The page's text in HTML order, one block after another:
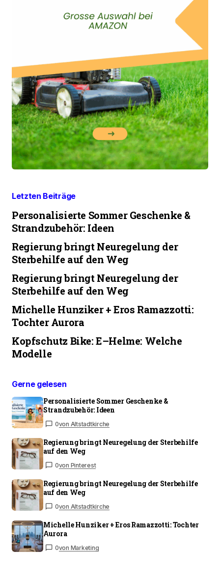
Letzten Beiträge
Personalisierte Sommer Geschenke &
Strandzubehör: Ideen
Regierung bringt Neuregelung der
Sterbehilfe auf den Weg
Regierung bringt Neuregelung der
Sterbehilfe auf den Weg
Michelle Hunziker + Eros Ramazzotti:
Tochter Aurora
Kopfschutz Bike: E–Helme: Welche
Modelle
Gerne gelesen
Personalisierte Sommer Geschenke &
Strandzubehör: Ideen
0von Altstadtkirche
Regierung bringt Neuregelung der Sterbehilfe
auf den Weg
0von Pinterest
Regierung bringt Neuregelung der Sterbehilfe
auf den Weg
0von Altstadtkirche
Michelle Hunziker + Eros Ramazzotti: Tochter
Aurora
0von Marketing